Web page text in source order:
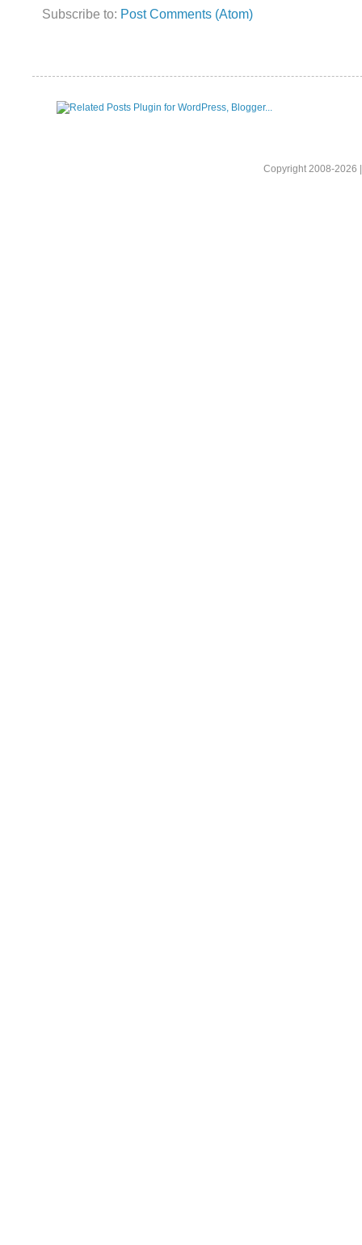
Subscribe to: Post Comments (Atom)
Copyright 2008-2026